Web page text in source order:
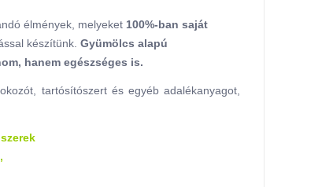
élmények, melyeket 100%-ban saját
készítünk. Gyümölcs alapú
hanem egészséges is.
tartósítószert és egyéb adalékanyagot,